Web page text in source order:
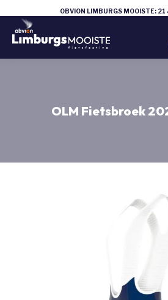
OBVION LIMBURGS MOOISTE:
OLM Fietsbroek